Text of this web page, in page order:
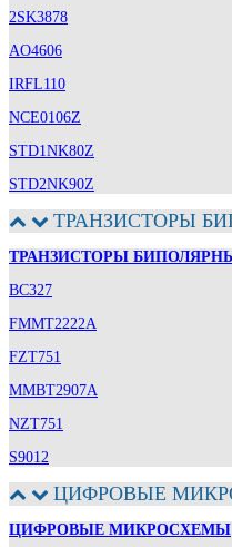
2SK3878
AO4606
IRFL110
NCE0106Z
STD1NK80Z
STD2NK90Z
ТРАНЗИСТОРЫ
ТРАНЗИСТОРЫ
BC327
FMMT2222A
FZT751
MMBT2907A
NZT751
S9012
ЦИФРОВЫЕ
ЦИФРОВЫЕ МИКРОСХЕМЫ